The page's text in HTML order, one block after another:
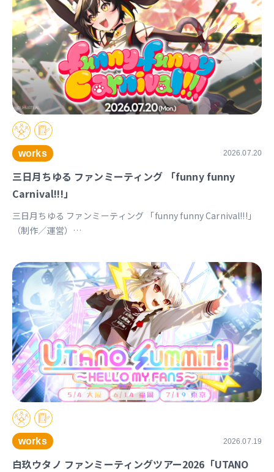
works 2026.07.20
三日月ちゆる ファンミーティング 「funny funny
Carnival!!!」
三日月ちゆる ファンミーティング 「funny funny Carnival!!!」
（制作／運営）
works 2026.07.19
白玖ウタノ ファンミーティングツアー2026「UTANO